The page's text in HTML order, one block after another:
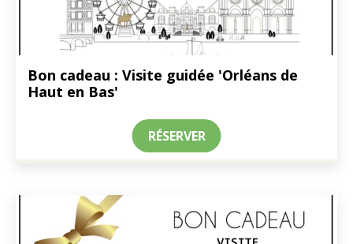
Bon cadeau : Visite guidée 'Orléans de
Haut en Bas'
RÉSERVER